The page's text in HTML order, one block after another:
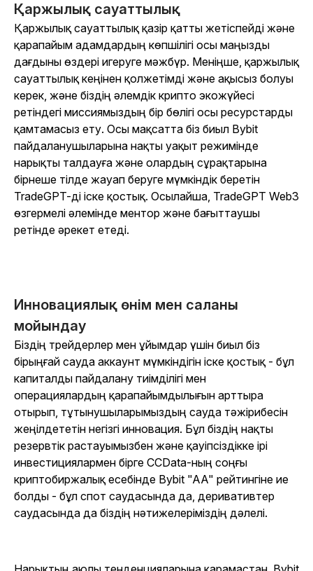
Қаржылық сауаттылық
Қаржылық сауаттылық қазір қатты жетіспейді және
қарапайым адамдардың көпшілігі осы маңызды
дағдыны өздері игеруге мәжбүр. Меніңше, қаржылық
сауаттылық кеңінен қолжетімді және ақысыз болуы
керек, және біздің әлемдік крипто экожүйесі
ретіндегі миссиямыздың бір бөлігі осы ресурстарды
қамтамасыз ету. Осы мақсатта біз биыл Bybit
пайдаланушыларына нақты уақыт режимінде
нарықты талдауға және олардың сұрақтарына
бірнеше тілде жауап беруге мүмкіндік беретін
TradeGPT-ді іске қостық. Осылайша, TradeGPT Web3
өзгермелі әлемінде ментор және бағыттаушы
ретінде әрекет етеді.
Инновациялық өнім мен саланы
мойындау
Біздің трейдерлер мен ұйымдар үшін биыл біз
бірыңғай сауда аккаунт мүмкіндігін іске қостық - бұл
капиталды пайдалану тиімділігі мен
операциялардың қарапайымдылығын арттыра
отырып, тұтынушыларымыздың сауда тәжірибесін
жеңілдететін негізгі инновация. Бұл біздің нақты
резервтік растауымызбен және қауіпсіздікке ірі
инвестициялармен бірге CCData-ның соңғы
криптобиржалық есебінде Bybit "AA" рейтингіне ие
болды - бұл спот саудасында да, деривативтер
саудасында да біздің нәтижелеріміздің дәлелі.